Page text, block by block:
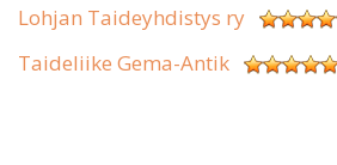
Lohjan Taideyhdistys ry
Taideliike Gema-Antik